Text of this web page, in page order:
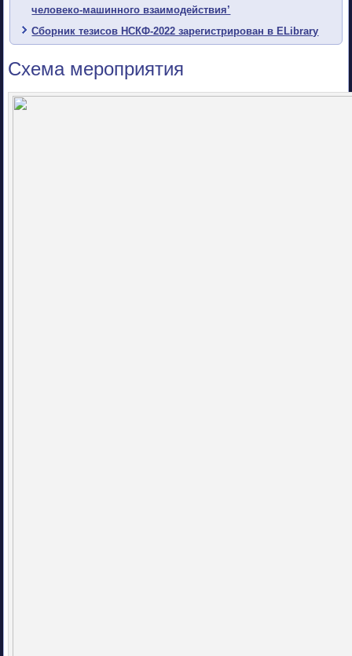
человеко-машинного взаимодействия’
Сборник тезисов НСКФ-2022 зарегистрирован в ELibrary
Схема мероприятия